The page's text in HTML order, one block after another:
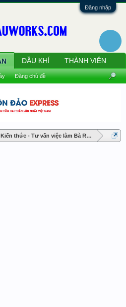
Đăng nhập
Kiến thức - Tư vấn việc làm Bà Rịa Vũng Tàu
Đăng chủ đề
DẦU KHÍ THÀNH VIÊN